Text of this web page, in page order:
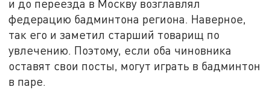
и до переезда в Москву возглавлял
федерацию бадминтона региона. Наверное,
так его и заметил старший товарищ по
увлечению. Поэтому, если оба чиновника
оставят свои посты, могут играть в бадминтон
в паре.